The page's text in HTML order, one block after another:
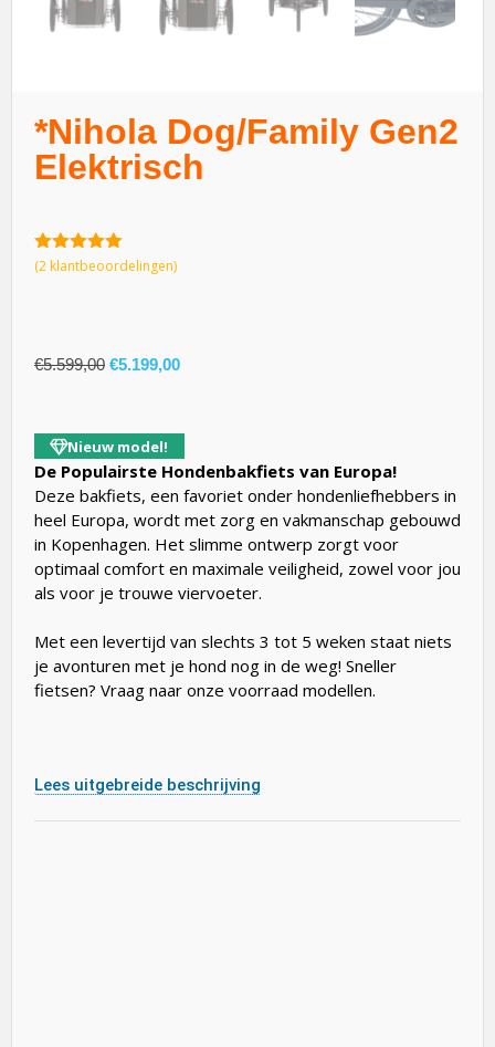
*Nihola Dog/Family Gen2
Elektrisch
5.00van 5
(2klantbeoordelingen)
€5.599,00 €5.199,00
Nieuw model!
De Populairste Hondenbakfiets van Europa!
Deze bakfiets, een favoriet onder hondenliefhebbers in
heel Europa, wordt met zorg en vakmanschap gebouwd
in Kopenhagen. Het slimme ontwerp zorgt voor
optimaal comfort en maximale veiligheid, zowel voor jou
als voor je trouwe viervoeter.
Met een levertijd van slechts 3 tot 5 weken staat niets
je avonturen met je hond nog in de weg! Sneller
fietsen? Vraag naar onze voorraad modellen.
Lees uitgebreide beschrijving